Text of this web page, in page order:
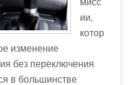
мисс
ии,
котор
изменение
без переключения
в большинстве